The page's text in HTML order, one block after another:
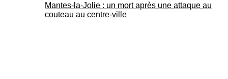
Mantes-la-Jolie : un mort après une attaque au
couteau au centre-ville